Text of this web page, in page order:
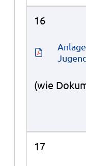
16
(wie
17